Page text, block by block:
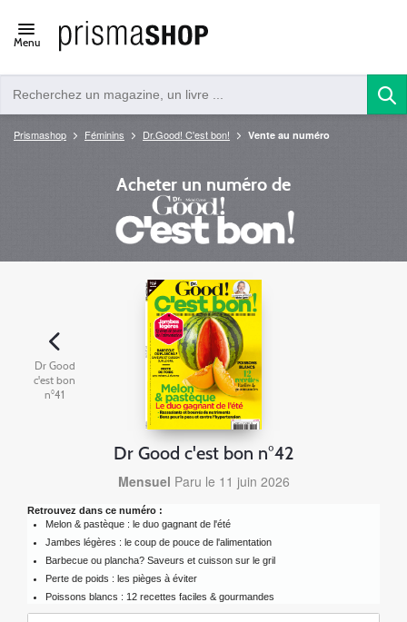
Open/close
navigation
Menu
Prismashop Féminins Dr.Good! C'est bon! Vente au numéro
Acheter un numéro de
Dr Good
c'est bon
n°41
Dr Good c'est bon n°42
Mensuel Paru le 11 juin 2026
Retrouvez dans ce numéro :
Melon & pastèque : le duo gagnant de l'été
Jambes légères : le coup de pouce de l'alimentation
Barbecue ou plancha? Saveurs et cuisson sur le gril
Perte de poids : les pièges à éviter
Poissons blancs : 12 recettes faciles & gourmandes